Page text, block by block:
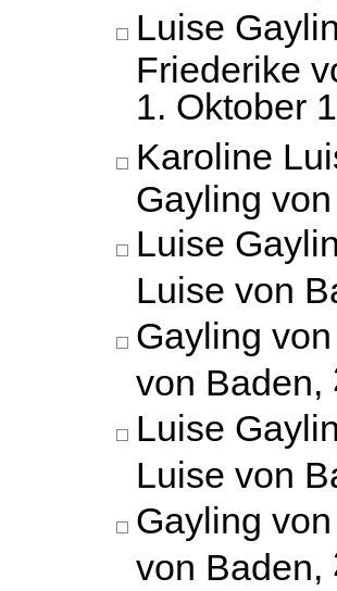
Luise
Friederike
1. Oktober
Karoline
Gayling
Luise
Luise von
Gayling
von Baden,
Luise
Luise von
Gayling
von Baden,